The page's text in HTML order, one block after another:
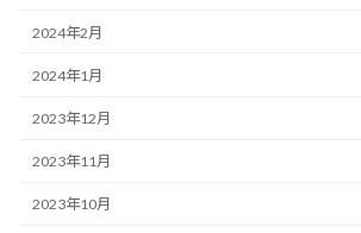
2024年2月
2024年1月
2023年12月
2023年11月
2023年10月